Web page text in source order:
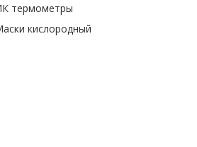
термометры
кислородный